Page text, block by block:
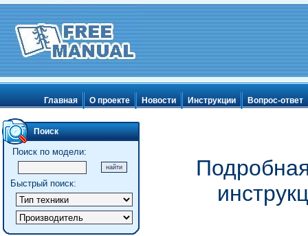
Главная О проекте Новости Инструкции Вопрос-ответ
Поиск
Поиск по модели:
Быстрый поиск: